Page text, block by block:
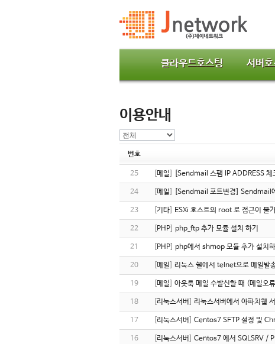
클라우드호스팅 서버
이용안내
번호
25 메일 [Sendmail 스팸 IP ADDRESS 체
24 메일 [Sendmail 포트변경] Sendmail
23 기타 ESXi 호스트의 root 로 접근이 불
22 PHP php_ftp 추가 모듈 설치 하기
21 PHP php에서 shmop 모듈 추가 설치하
20 메일 리눅스 쉘에서 telnet으로 메일발
19 메일 아웃룩 메일 수발신할 때 (메일오
18 리눅스서버 리눅스서버에서 아파치웹
17 리눅스서버 Centos7 SFTP 설정 및
16 리눅스서버 Centos7 에서 SQLSRV /